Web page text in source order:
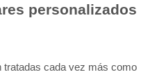
personalizados
tratadas cada vez más como